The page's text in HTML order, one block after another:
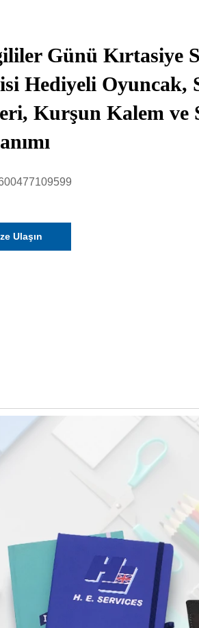
Günü Kırtasiye
Hediyeli Oyuncak,
Kurşun Kalem ve
Ulaşın